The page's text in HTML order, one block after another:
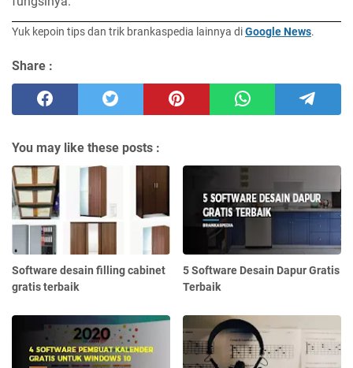
Yuk kepoin tips dan trik brankaspedia lainnya diGoogle News.
Share :
You may like these posts :
Software desain filling cabinet
gratis terbaik
5 Software Desain Dapur Gratis
Terbaik